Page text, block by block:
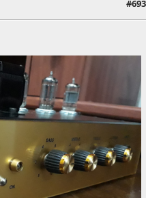
: 29 de April de 2022, as 23:00:32 by Matec
#693